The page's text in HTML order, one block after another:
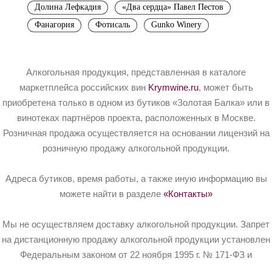
Долина Лефкадия
«Два сердца» Павел Пестов
Фанагория
Фотисаль Gunko Winery
Алкогольная продукция, представленная в каталоге
маркетплейса российских вин Krymwine.ru, может быть
приобретена только в одном из бутиков «Золотая Балка» или в
винотеках партнёров проекта, расположенных в Москве.
Розничная продажа осуществляется на основании лицензий на
розничную продажу алкогольной продукции.
Адреса бутиков, время работы, а также иную информацию вы
можете найти в разделе «Контакты»
Мы не осуществляем доставку алкогольной продукции. Запрет
на дистанционную продажу алкогольной продукции установлен
Федеральным законом от 22 ноября 1995 г. № 171-ФЗ и